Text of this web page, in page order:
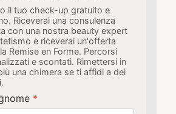
il tuo check-up gratuito e
Riceverai una consulenza
con una nostra beauty expert
e riceverai un'offerta
Remise en Forme. Percorsi
e scontati. Rimettersi in
una chimera se ti affidi a dei
*